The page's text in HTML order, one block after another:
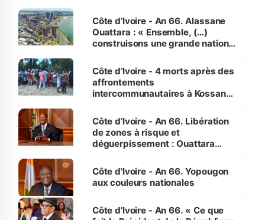
enfants
Côte d’Ivoire - An 66. Alassane
Ouattara : « Ensemble, (…)
construisons une grande nation
générations futures »
Côte d’Ivoire - 4 morts après des
affrontements
intercommunautaires à Kossandji
milieu des sinistrés
Côte d’Ivoire - An 66. Libération
de zones à risque et
déguerpissement : Ouattara
l'Etat de droit pour préserver les
vies humaines »
Côte d'Ivoire - An 66. Yopougon
aux couleurs nationales
Côte d’Ivoire - An 66. « Ce que